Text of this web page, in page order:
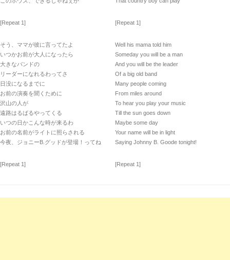
[Repeat 1]
そう、ママが彼に言ってたよ
いつかお前が大人になったら
大きなバンドの
リーダーになれるわってさ
日没になるまでに
お前の演奏を聞くために
沢山の人が
遠路はるばるやってくる
いつの日かこんな時が来るわ
お前の名前がライトに照らされる
今夜、ジョニーB.グッドが登場！ってね
[Repeat 1]
[Repeat 1]
Well his mama told him
Someday you will be a man
And you will be the leader
Of a big old band
Many people coming
From miles around
To hear you play your music
Till the sun goes down
Maybe some day
Your name will be in light
Saying Johnny B. Goode tonight!
[Repeat 1]